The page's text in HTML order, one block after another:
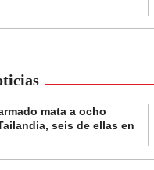
mata a ocho
seis de ellas en